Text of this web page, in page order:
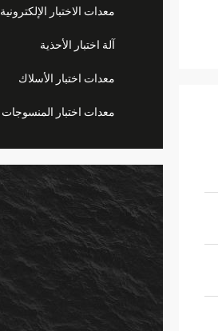
معدات الاختبار الإلكترونية
آلة اختبار الأحذية
معدات اختبار الأسلاك
معدات اختبار المنسوجات